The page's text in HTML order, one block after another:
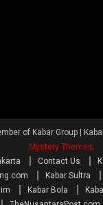
of Kabar Group |
Mystery Themes.
Contact Us
Kabar Sultra
Kabar Bola